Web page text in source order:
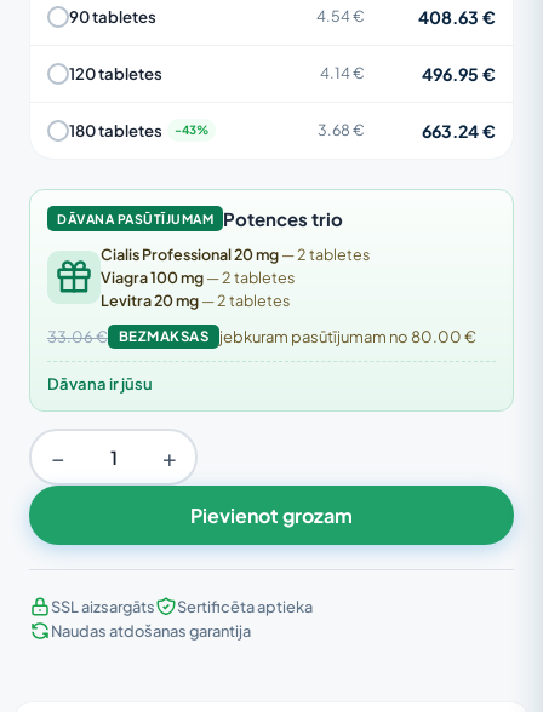
90 tabletes 4.54 € 408.63 €
120 tabletes 4.14 € 496.95 €
180 tabletes 3.68 € 663.24 €
DĀVANA PASŪTĪJUMAM Potences trio
Cialis Professional 20 mg— 2 tabletes
Viagra 100 mg— 2 tabletes
Levitra 20 mg— 2 tabletes
33.06 € BEZMAKSAS jebkuram pasūtījumam no 80.00 €
Dāvana ir jūsu
− +
Pievienot grozam
SSL aizsargāts
Sertificēta aptieka
Naudas atdošanas garantija